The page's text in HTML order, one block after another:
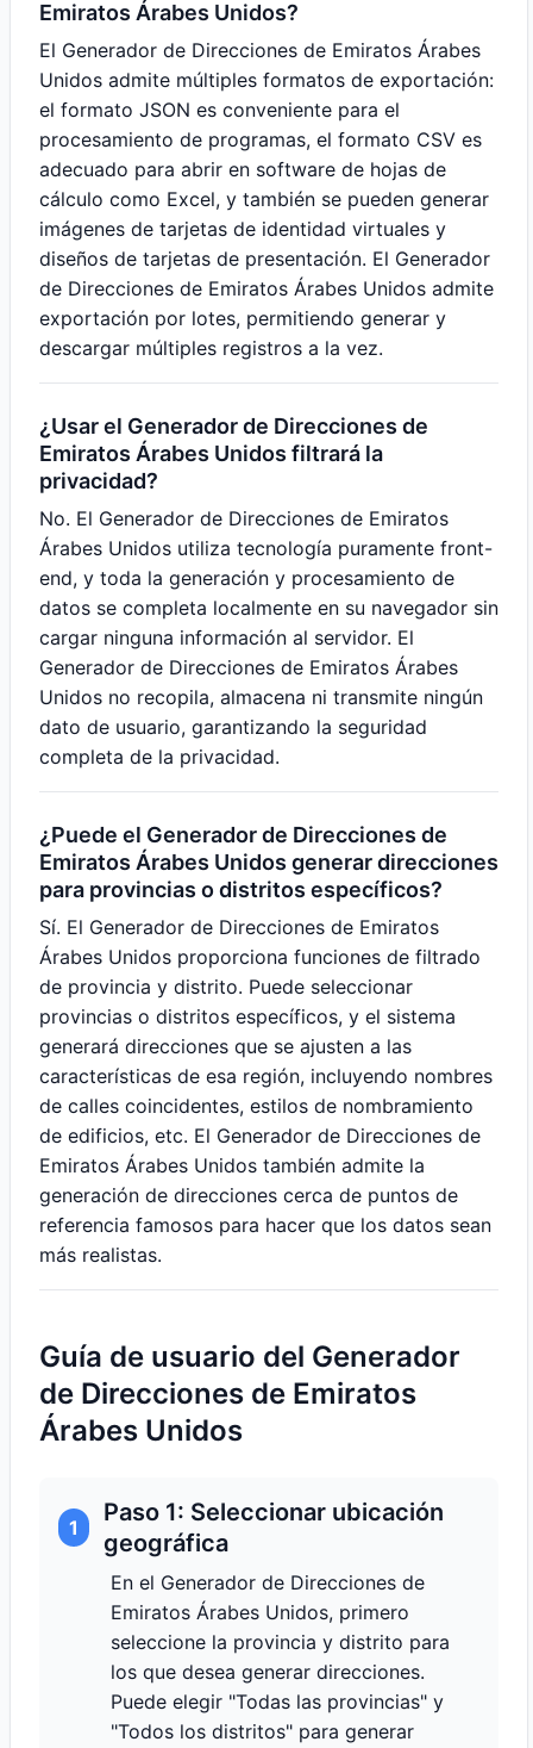
Emiratos Árabes Unidos?
El Generador de Direcciones de Emiratos Árabes
Unidos admite múltiples formatos de exportación:
el formato JSON es conveniente para el
procesamiento de programas, el formato CSV es
adecuado para abrir en software de hojas de
cálculo como Excel, y también se pueden generar
imágenes de tarjetas de identidad virtuales y
diseños de tarjetas de presentación. El Generador
de Direcciones de Emiratos Árabes Unidos admite
exportación por lotes, permitiendo generar y
descargar múltiples registros a la vez.
¿Usar el Generador de Direcciones de
Emiratos Árabes Unidos filtrará la
privacidad?
No. El Generador de Direcciones de Emiratos
Árabes Unidos utiliza tecnología puramente front-
end, y toda la generación y procesamiento de
datos se completa localmente en su navegador sin
cargar ninguna información al servidor. El
Generador de Direcciones de Emiratos Árabes
Unidos no recopila, almacena ni transmite ningún
dato de usuario, garantizando la seguridad
completa de la privacidad.
¿Puede el Generador de Direcciones de
Emiratos Árabes Unidos generar direcciones
para provincias o distritos específicos?
Sí. El Generador de Direcciones de Emiratos
Árabes Unidos proporciona funciones de filtrado
de provincia y distrito. Puede seleccionar
provincias o distritos específicos, y el sistema
generará direcciones que se ajusten a las
características de esa región, incluyendo nombres
de calles coincidentes, estilos de nombramiento
de edificios, etc. El Generador de Direcciones de
Emiratos Árabes Unidos también admite la
generación de direcciones cerca de puntos de
referencia famosos para hacer que los datos sean
más realistas.
Guía de usuario del Generador
de Direcciones de Emiratos
Árabes Unidos
1
Paso 1: Seleccionar ubicación
geográfica
En el Generador de Direcciones de
Emiratos Árabes Unidos, primero
seleccione la provincia y distrito para
los que desea generar direcciones.
Puede elegir "Todas las provincias" y
"Todos los distritos" para generar